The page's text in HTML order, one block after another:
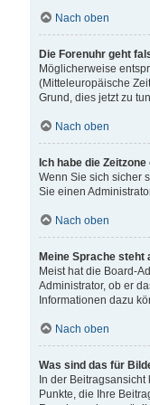
Nach oben
Die Forenuhr geht
Möglicherweise
(Mitteleuropäische
Grund, dies jetzt zu
Nach oben
Ich habe die
Wenn Sie sich sicher
Sie einen
Nach oben
Meine Sprache
Meist hat die Board-
Administrator, ob er
Informationen dazu
Nach oben
Was sind das für
In der
Punkte, die Ihre